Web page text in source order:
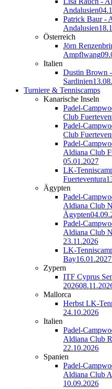
Andalusien
Patrick Baur -
Andalusien
Österreich
Jörn
Ampflwang
Italien
Dustin Brown
Sardinien
Turniere & Tenniscamps
Kanarische Inseln
Padel-
Club
Padel-
Club
Padel-
Aldiana Club
05.01.2027
LK-
Fuerteventura
Ägypten
Padel-
Aldiana Club
Ägypten
Padel-
Aldiana Club
23.11.2026
LK-
Bay
Zypern
ITF Cyprus
2026
Mallorca
Herbst LK-
24.10.2026
Italien
Padel-
Aldiana Club
22.10.2026
Spanien
Padel-
Aldiana Club
10.09.2026